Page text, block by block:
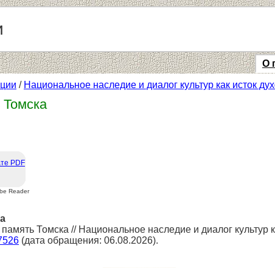
О
/ Национальное наследие и диалог культур как исток
Томска
PDF
Reader
Томска // Национальное наследие и диалог культур
(дата обращения: 06.08.2026).